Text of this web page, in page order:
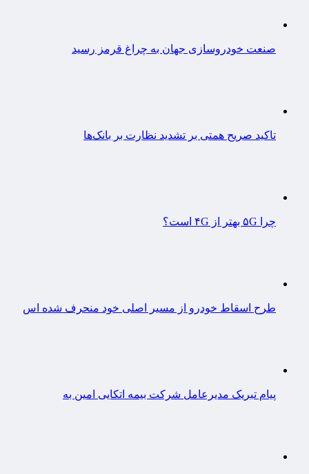
صنعت خودروسازی جهان به چراغ قرمز رسید
تاکید صریح همتی بر تشدید نظارت بر بانک‌ها
چرا ۵G بهتر از ۴G است؟
طرح اسقاط خودرو از مسیر اصلی خود منحرف شده اس
پیام تبریک مدیرعامل شرکت بیمه اتکایی امین به